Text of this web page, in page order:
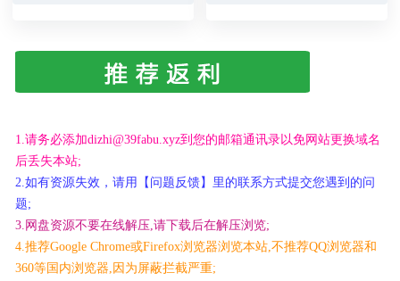
1.请务必添加dizhi@39fabu.xyz到您的邮箱通讯录以免网站更换域名
后丢失本站;
2.如有资源失效，请用【问题反馈】里的联系方式提交您遇到的问
题;
3.网盘资源不要在线解压,请下载后在解压浏览;
4.推荐Google Chrome或Firefox浏览器浏览本站,不推荐QQ浏览器和
360等国内浏览器,因为屏蔽拦截严重;